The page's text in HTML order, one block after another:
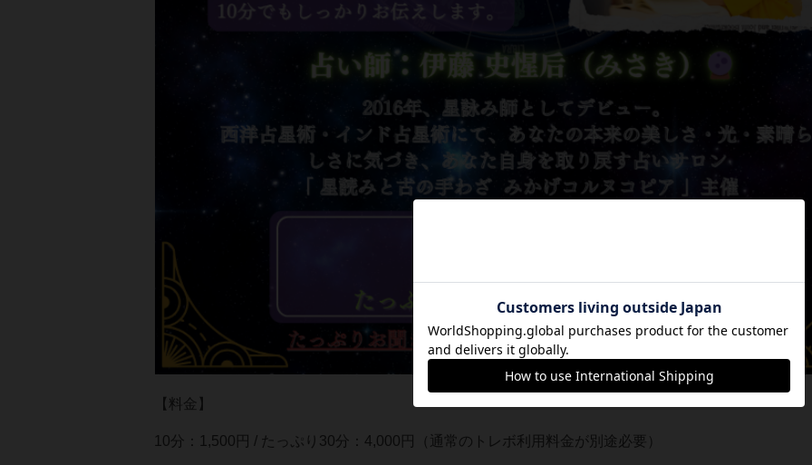
【料金】
10分：1,500円 / たっぷり30分：4,000円（通常のトレボ利用料金が別途必要）